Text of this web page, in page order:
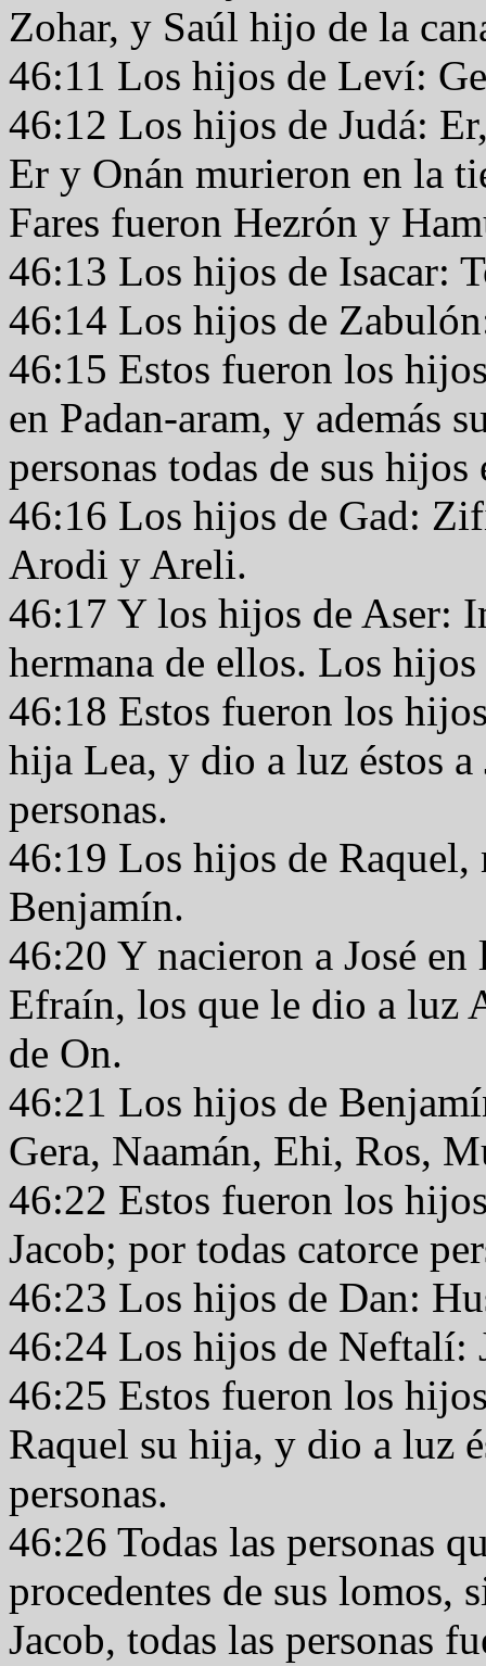
Zohar, y Saúl hijo de la
46:11 Los hijos de Leví:
46:12 Los hijos de Judá:
Er y Onán murieron en la
Fares fueron Hezrón y
46:13 Los hijos de Isacar:
46:14 Los hijos de
46:15 Estos fueron los
en Padan-aram, y además
personas todas de sus
46:16 Los hijos de Gad:
Arodi y Areli.
46:17 Y los hijos de Aser:
hermana de ellos. Los
46:18 Estos fueron los
hija Lea, y dio a luz éstos
personas.
46:19 Los hijos de Raquel,
Benjamín.
46:20 Y nacieron a José
Efraín, los que le dio a luz
de On.
46:21 Los hijos de
Gera, Naamán, Ehi, Ros,
46:22 Estos fueron los
Jacob; por todas catorce
46:23 Los hijos de Dan:
46:24 Los hijos de Neftalí:
46:25 Estos fueron los
Raquel su hija, y dio a luz
personas.
46:26 Todas las personas
procedentes de sus lomos,
Jacob, todas las personas